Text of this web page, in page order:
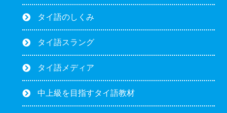
タイ語のしくみ
タイ語スラング
タイ語メディア
中上級を目指すタイ語教材